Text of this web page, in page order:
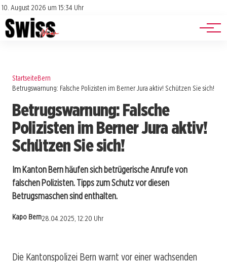
10. August 2026 um 15:34 Uhr
Impressum
Datenschutz
Jobs
Events
StartseiteBern
Betrugswarnung: Falsche Polizisten im Berner Jura aktiv! Schützen Sie sich!
Betrugswarnung: Falsche
Polizisten im Berner Jura aktiv!
Schützen Sie sich!
Im Kanton Bern häufen sich betrügerische Anrufe von
falschen Polizisten. Tipps zum Schutz vor diesen
Betrugsmaschen sind enthalten.
Kapo Bern28.04.2025, 12:20 Uhr
Die Kantonspolizei Bern warnt vor einer wachsenden